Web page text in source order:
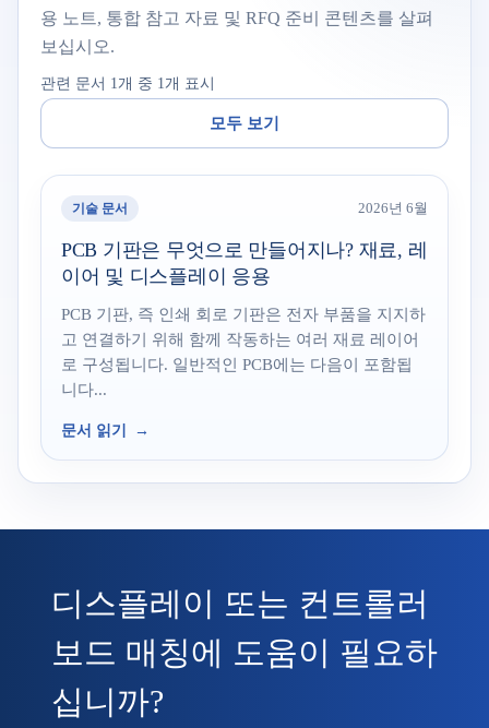
용 노트, 통합 참고 자료 및 RFQ 준비 콘텐츠를 살펴
보십시오.
관련 문서 1개 중 1개 표시
모두 보기
기술 문서 2026년 6월
PCB 기판은 무엇으로 만들어지나? 재료, 레
이어 및 디스플레이 응용
PCB 기판, 즉 인쇄 회로 기판은 전자 부품을 지지하
고 연결하기 위해 함께 작동하는 여러 재료 레이어
로 구성됩니다. 일반적인 PCB에는 다음이 포함됩
니다...
문서 읽기
디스플레이 또는 컨트롤러
보드 매칭에 도움이 필요하
십니까?